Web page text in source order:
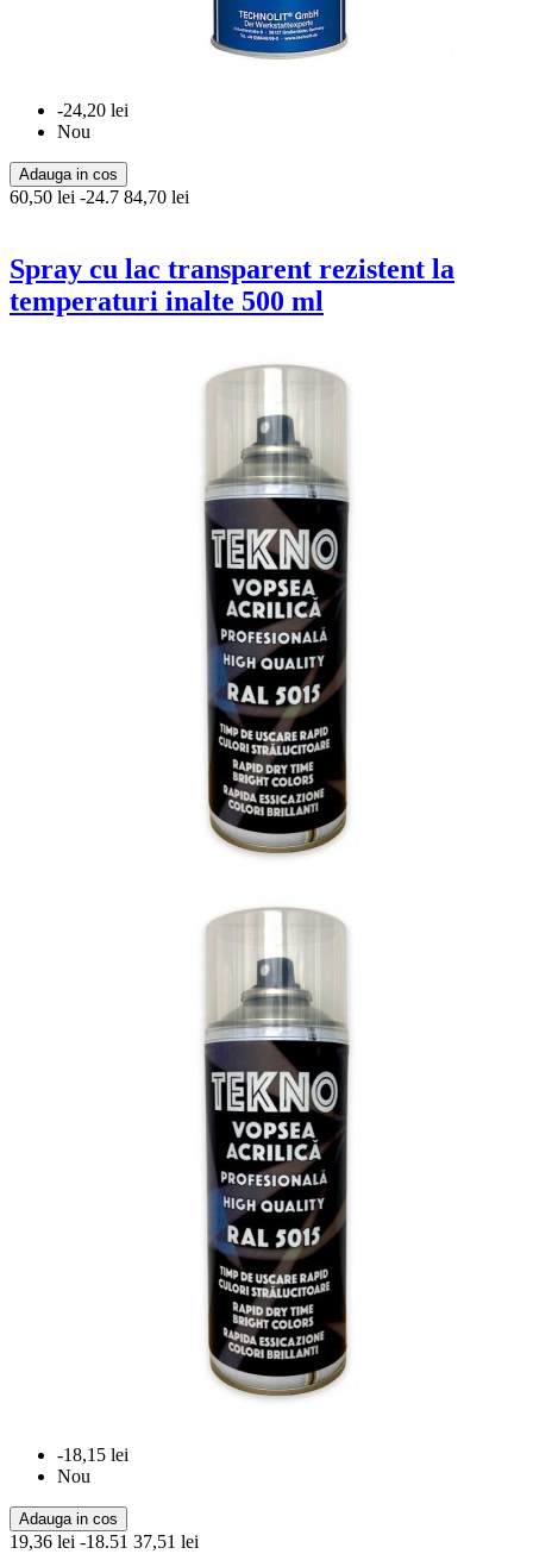
-24,20 lei
Nou
Adauga in cos
60,50 lei -24.7 84,70 lei
Spray cu lac transparent rezistent la
temperaturi inalte 500 ml
-18,15 lei
Nou
Adauga in cos
19,36 lei -18.51 37,51 lei